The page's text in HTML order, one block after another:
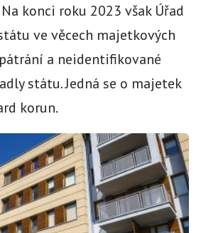
Na konci roku 2023 však Úřad
ve věcech majetkových
a neidentifikované
státu. Jedná se o majetek
korun.